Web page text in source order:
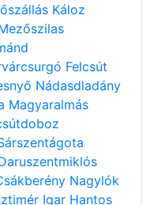
Káloz
Felcsút
Nádasdladány
Magyaralmás
Nagylók
Igar Hantos